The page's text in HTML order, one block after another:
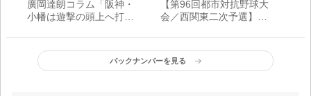
廣岡達朗コラム「阪神・
小幡は遊撃の頭上へ打つ
界の制度は堕落の見本
市」
【第96回都市対抗野球大
会／西関東二次予選】＜
East(3年連続15回目) 前
年王者が味わった苦しみ
バックナンバーを見る